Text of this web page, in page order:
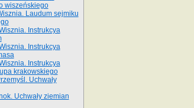
wiszeńskiego
Laudum sejmiku
Instrukcya
Instrukcya
Instrukcya
krakowskiego
Uchwały
Uchwały ziemian